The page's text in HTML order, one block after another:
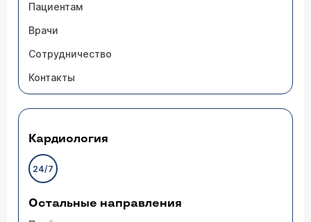
Пациентам
Врачи
Сотрудничество
Контакты
Кардиология
24/7
Остальные направления